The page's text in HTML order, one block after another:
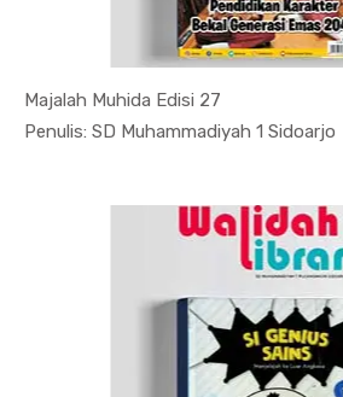
Majalah Muhida Edisi 27
Penulis: SD Muhammadiyah 1 Sidoarjo
In Karya Umum